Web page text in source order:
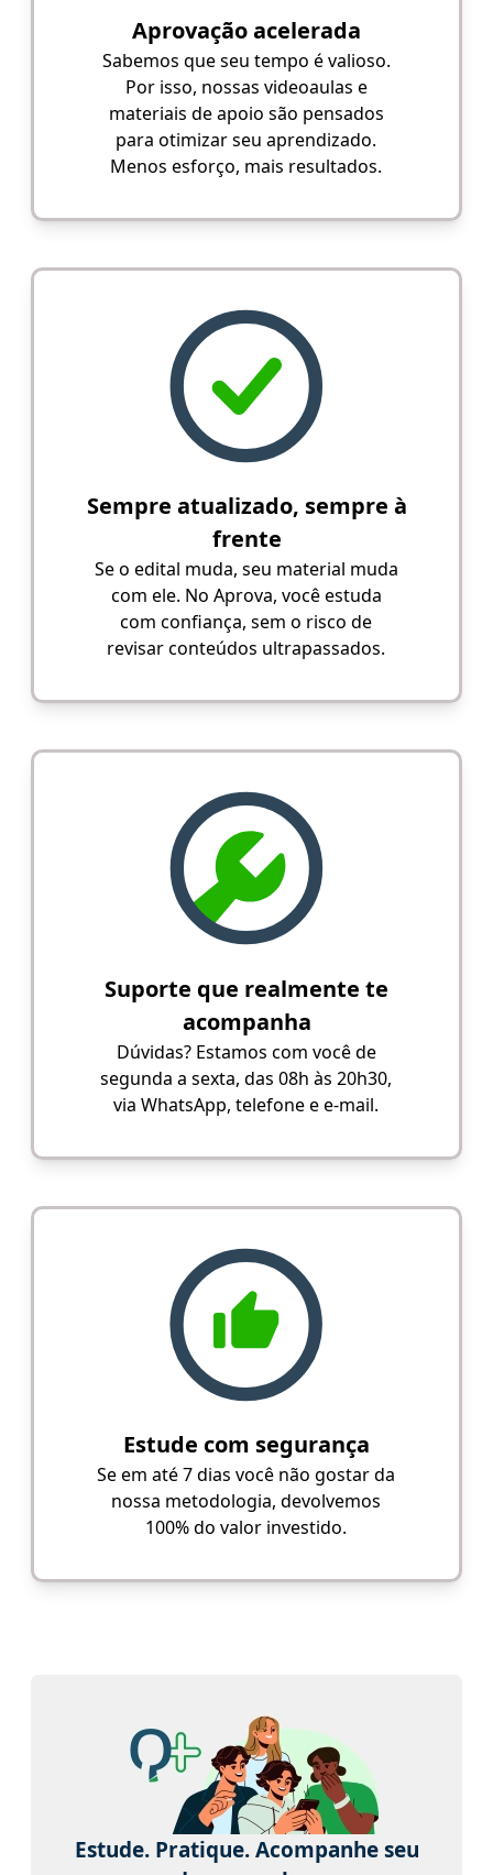
Aprovação acelerada
Sabemos que seu tempo é valioso.
Por isso, nossas videoaulas e
materiais de apoio são pensados
para otimizar seu aprendizado.
Menos esforço, mais resultados.
Sempre atualizado, sempre à
frente
Se o edital muda, seu material muda
com ele. No Aprova, você estuda
com confiança, sem o risco de
revisar conteúdos ultrapassados.
Suporte que realmente te
acompanha
Dúvidas? Estamos com você de
segunda a sexta, das 08h às 20h30,
via WhatsApp, telefone e e-mail.
Estude com segurança
Se em até 7 dias você não gostar da
nossa metodologia, devolvemos
100% do valor investido.
Estude. Pratique. Acompanhe seu